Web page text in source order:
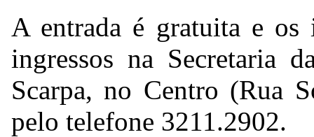
A entrada é gratuita e os
ingressos na Secretaria
Scarpa, no Centro (Rua
pelo telefone 3211.2902.